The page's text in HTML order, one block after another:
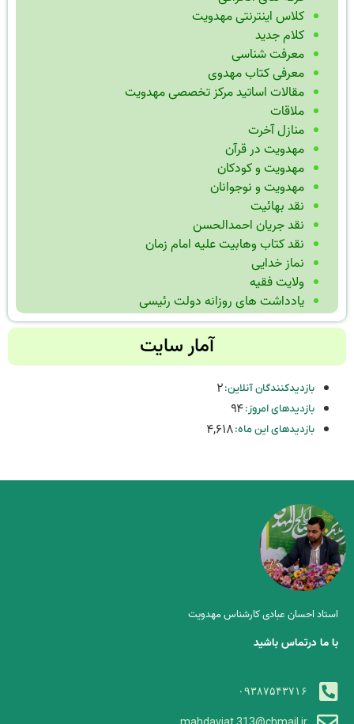
کلاس اینترنتی مهدویت
کلام جدید
معرفت شناسی
معرفی کتاب مهدوی
مقالات اساتید مرکز تخصصی مهدویت
ملاقات
منازل آخرت
مهدویت در قرآن
مهدویت و کودکان
مهدویت و نوجوانان
نقد بهائیت
نقد جریان احمدالحسن
نقد کتاب وهابیت علیه امام زمان
نماز خدایی
ولایت فقیه
یادداشت های روزانه دولت رئیسی
آمار سایت
بازدیدکنندگان آنلاین:۲
بازدیدهای امروز:۹۴
بازدیدهای این ماه:۴,۶۱۸
استاد احسان عبادی کارشناس مهدویت
با ما درتماس باشید
۰۹۳۸۷۵۴۳۷۱۶